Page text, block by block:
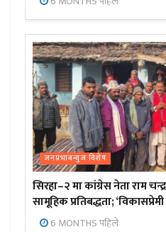
जनप्रभाबन्युज विशेष
सिरहा–२ मा कांग्रेस नेता राम
सामूहिक प्रतिबद्धता;
6 MONTHS पहिले